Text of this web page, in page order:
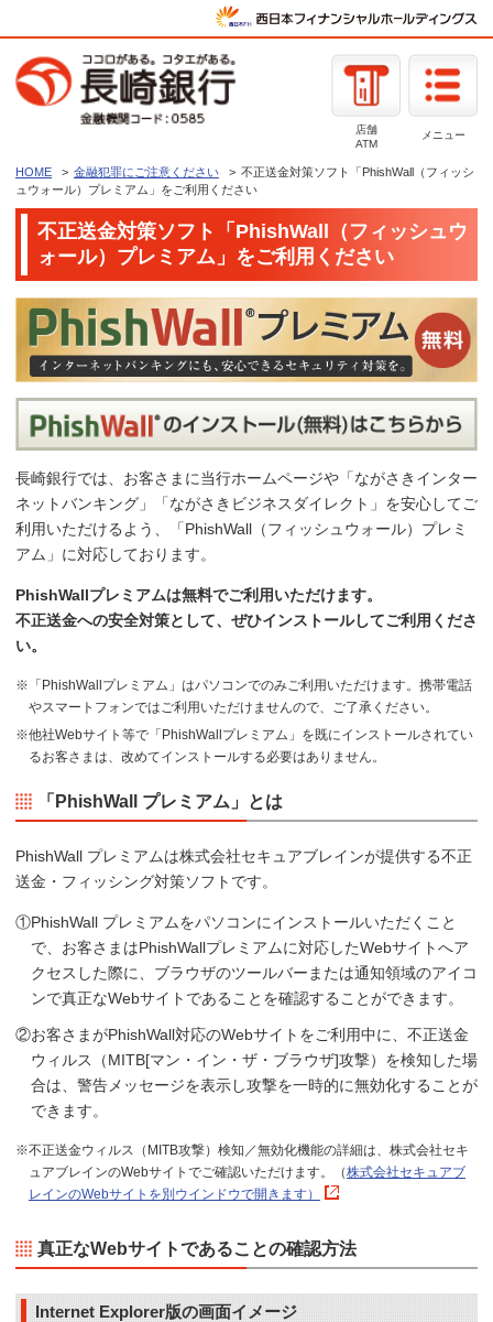
店舗
ATM
メニュー
HOME 金融犯罪にご注意ください
不正送金対策ソフト「PhishWall（フィッシ
ュウォール）プレミアム」をご利用ください
不正送金対策ソフト「PhishWall（フィッシュウ
ォール）プレミアム」をご利用ください
長崎銀行では、お客さまに当行ホームページや「ながさきインター
ネットバンキング」「ながさきビジネスダイレクト」を安心してご
利用いただけるよう、「PhishWall（フィッシュウォール）プレミ
アム」に対応しております。
PhishWallプレミアムは無料でご利用いただけます。
不正送金への安全対策として、ぜひインストールしてご利用くださ
い。
※「PhishWallプレミアム」はパソコンでのみご利用いただけます。携帯電話
やスマートフォンではご利用いただけませんので、ご了承ください。
※他社Webサイト等で「PhishWallプレミアム」を既にインストールされてい
るお客さまは、改めてインストールする必要はありません。
「PhishWall プレミアム」とは
PhishWall プレミアムは株式会社セキュアブレインが提供する不正
送金・フィッシング対策ソフトです。
①PhishWall プレミアムをパソコンにインストールいただくこと
で、お客さまはPhishWallプレミアムに対応したWebサイトへア
クセスした際に、ブラウザのツールバーまたは通知領域のアイコ
ンで真正なWebサイトであることを確認することができます。
②お客さまがPhishWall対応のWebサイトをご利用中に、不正送金
ウィルス（MITB[マン・イン・ザ・ブラウザ]攻撃）を検知した場
合は、警告メッセージを表示し攻撃を一時的に無効化することが
できます。
※不正送金ウィルス（MITB攻撃）検知／無効化機能の詳細は、株式会社セキ
ュアブレインのWebサイトでご確認いただけます。（株式会社セキュアブ
レインのWebサイトを別ウインドウで開きます）
真正なWebサイトであることの確認方法
Internet Explorer版の画面イメージ